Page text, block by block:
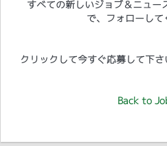
すべての新しいジョブ＆ニュー
で、フォローして
クリックして今すぐ応募して下さ
Back to